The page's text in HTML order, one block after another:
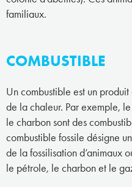
familiaux.
COMBUSTIBLE
Un combustible est un
de la chaleur. Par exemple,
le charbon sont des
combustible fossile désigne
de la fossilisation d’animaux
le pétrole, le charbon et le